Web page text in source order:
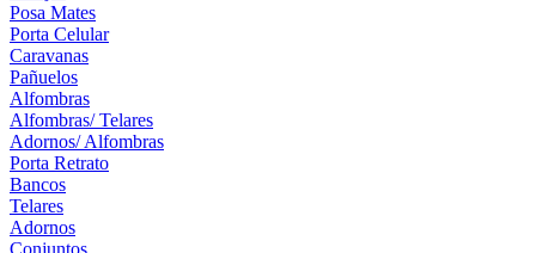
Posa Mates
Porta Celular
Caravanas
Pañuelos
Alfombras
Alfombras/ Telares
Adornos/ Alfombras
Porta Retrato
Bancos
Telares
Adornos
Conjuntos